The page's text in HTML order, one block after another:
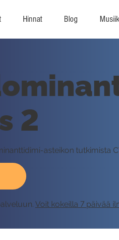
Hinnat Blog
2
asteikon tutkimista
Voit kokeilla 7 päivää